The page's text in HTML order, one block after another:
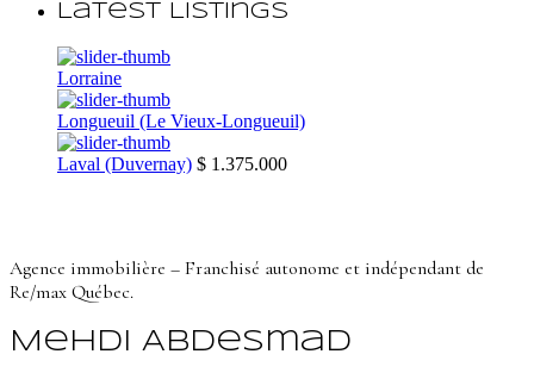
Latest Listings
Lorraine
Longueuil (Le Vieux-Longueuil)
Laval (Duvernay) $ 1.375.000
Agence immobilière – Franchisé autonome et indépendant de
Re/max Québec.
Mehdi Abdesmad